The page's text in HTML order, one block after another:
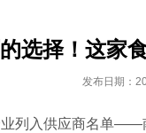
选择！这家
发布日期：
列入供应商名单